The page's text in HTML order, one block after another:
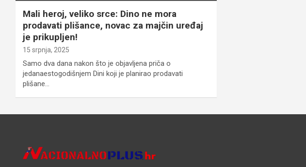
Mali heroj, veliko srce: Dino ne mora
prodavati plišance, novac za majčin uređaj
je prikupljen!
15 srpnja, 2025
Samo dva dana nakon što je objavljena priča o
jedanaestogodišnjem Dini koji je planirao prodavati
plišane…